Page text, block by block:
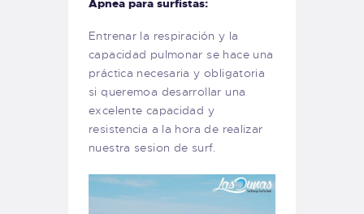
Apnea para surfistas:
Entrenar la respiración y la
capacidad pulmonar se hace una
práctica necesaria y obligatoria
si queremoa desarrollar una
excelente capacidad y
resistencia a la hora de realizar
nuestra sesion de surf.